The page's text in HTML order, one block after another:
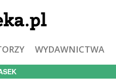
WYDAWNICTWA